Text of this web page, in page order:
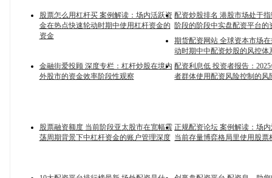
股票怎么用杠杆买 案例解读：场内活跃资
金在热点快速轮动时期中使用杠杆资金的
资金
配资炒股排名 港股市场处于
阶段的阶段中实盘配资平台的
期货配资网站 全球资本市场
动时期中中配资炒股的风控体
金融街爱投顾 深度专栏：杠杆炒股在境内
外股市的资金效率阶段性观察
配资利息低 投资者报告：
者群体使用配资风险控制的风
股票融资额度 当前阶段亚太股市在宽幅震
荡周期背景下中杠杆资金的账户管理深度
正规配资论坛 案例解读：场
当前存量博弈格局里使用股票